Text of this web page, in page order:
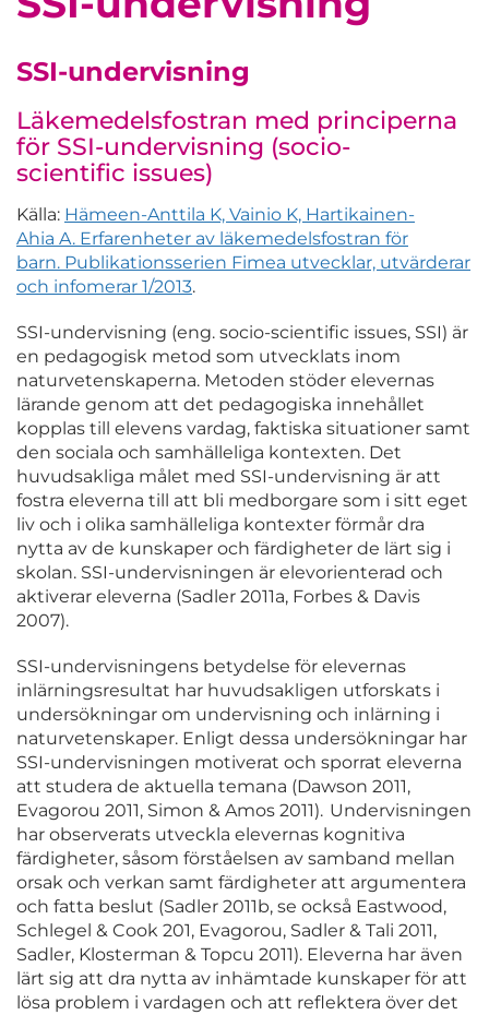
SSI-undervisning
Läkemedelsfostran med principerna
för SSI-undervisning (socio-
scientific issues)
Källa: Hämeen-Anttila K, Vainio K, Hartikainen-
Ahia A. Erfarenheter av läkemedelsfostran för
barn. Publikationsserien Fimea utvecklar, utvärderar
och infomerar 1/2013.
SSI-undervisning (eng. socio-scientific issues, SSI) är
en pedagogisk metod som utvecklats inom
naturvetenskaperna. Metoden stöder elevernas
lärande genom att det pedagogiska innehållet
kopplas till elevens vardag, faktiska situationer samt
den sociala och samhälleliga kontexten. Det
huvudsakliga målet med SSI-undervisning är att
fostra eleverna till att bli medborgare som i sitt eget
liv och i olika samhälleliga kontexter förmår dra
nytta av de kunskaper och färdigheter de lärt sig i
skolan. SSI-undervisningen är elevorienterad och
aktiverar eleverna (Sadler 2011a, Forbes & Davis
2007).
SSI-undervisningens betydelse för elevernas
inlärningsresultat har huvudsakligen utforskats i
undersökningar om undervisning och inlärning i
naturvetenskaper. Enligt dessa undersökningar har
SSI-undervisningen motiverat och sporrat eleverna
att studera de aktuella temana (Dawson 2011,
Evagorou 2011, Simon & Amos 2011). Undervisningen
har observerats utveckla elevernas kognitiva
färdigheter, såsom förståelsen av samband mellan
orsak och verkan samt färdigheter att argumentera
och fatta beslut (Sadler 2011b, se också Eastwood,
Schlegel & Cook 201, Evagorou, Sadler & Tali 2011,
Sadler, Klosterman & Topcu 2011). Eleverna har även
lärt sig att dra nytta av inhämtade kunskaper för att
lösa problem i vardagen och att reflektera över det